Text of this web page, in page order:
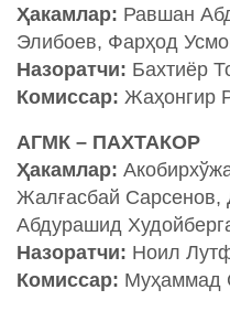
Ҳакамлар: Равшан
Элибоев, Фарҳод
Назоратчи: Бахтиёр
Комиссар: Жаҳонгир
АГМК – ПАХТАКОР
Ҳакамлар:
Жалғасбай Сарсенов,
Абдурашид
Назоратчи: Ноил
Комиссар: Муҳаммад